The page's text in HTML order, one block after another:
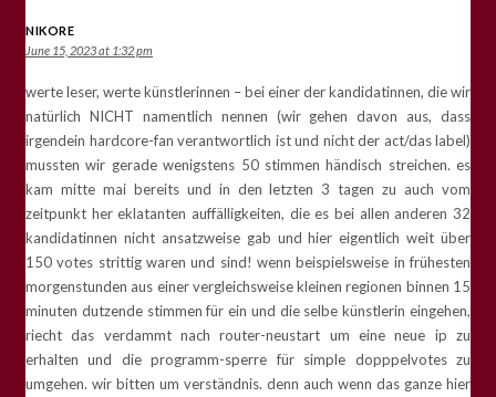
NIKORE
June 15, 2023 at 1:32 pm
werte leser, werte künstlerinnen – bei einer der kandidatinnen, die wir
natürlich NICHT namentlich nennen (wir gehen davon aus, dass
irgendein hardcore-fan verantwortlich ist und nicht der act/das label)
mussten wir gerade wenigstens 50 stimmen händisch streichen. es
kam mitte mai bereits und in den letzten 3 tagen zu auch vom
zeitpunkt her eklatanten auffälligkeiten, die es bei allen anderen 32
kandidatinnen nicht ansatzweise gab und hier eigentlich weit über
150 votes strittig waren und sind! wenn beispielsweise in frühesten
morgenstunden aus einer vergleichsweise kleinen regionen binnen 15
minuten dutzende stimmen für ein und die selbe künstlerin eingehen,
riecht das verdammt nach router-neustart um eine neue ip zu
erhalten und die programm-sperre für simple dopppelvotes zu
umgehen. wir bitten um verständnis. denn auch wenn das ganze hier